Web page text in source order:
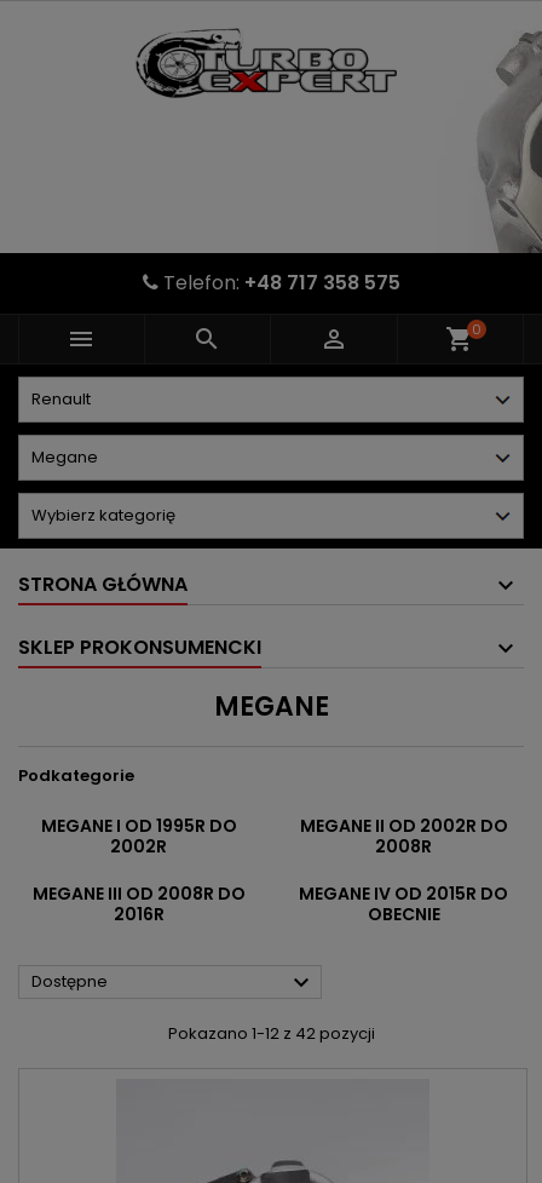
Telefon: +48 717 358 575
   shopping_cart0
STRONA GŁÓWNA
SKLEP PROKONSUMENCKI
MEGANE
Podkategorie
MEGANE I OD 1995R DO
2002R
MEGANE II OD 2002R DO
2008R
MEGANE III OD 2008R DO
2016R
MEGANE IV OD 2015R DO
OBECNIE
Dostępne 
Pokazano 1-12 z 42 pozycji